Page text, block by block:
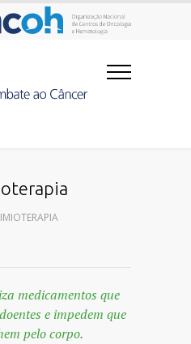
medicamentos que
e impedem que
pelo corpo.